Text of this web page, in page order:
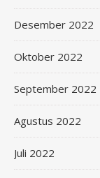
Desember 2022
Oktober 2022
September 2022
Agustus 2022
Juli 2022